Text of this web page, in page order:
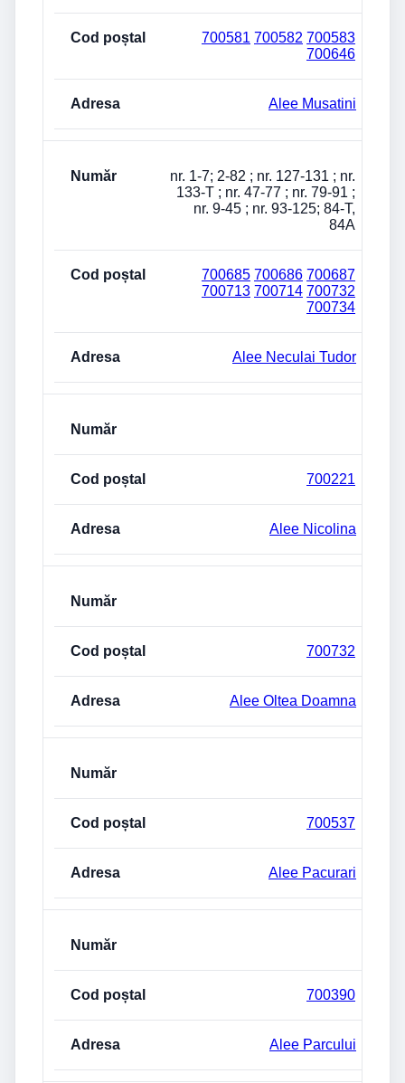
700581 700582 700583
700646
Alee Musatini
nr. 1-7; 2-82 ; nr. 127-131 ; nr.
133-T ; nr. 47-77 ; nr. 79-91 ;
nr. 9-45 ; nr. 93-125; 84-T,
84A
700685 700686 700687
700713 700714 700732
700734
Alee Neculai Tudor
700221
Alee Nicolina
700732
Alee Oltea Doamna
700537
Alee Pacurari
700390
Alee Parcului